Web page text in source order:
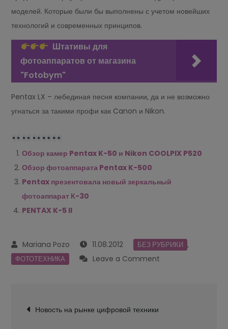
моделей. Которые были бы выполнены с учетом новейших
технологий и современных принципов.
Штативы для
фотоаппаратов от магазина
"Fotobym"
Pentax LX – лебединая песня компании, да и не возможно
угнаться за такими профи как Canon и Nikon.
Обзор камер Pentax K-50 и Nikon COOLPIX P520
Обзор фотоаппарата Pentax K-500
Pentax презентовала новый зеркальный
фотоаппарат К-30
PENTAX K-5 II
11.08.2012 БЕЗ РУБРИКИ ,
ФОТОТЕХНИКА Leave a Comment
deНовость на рынке цифровой техники